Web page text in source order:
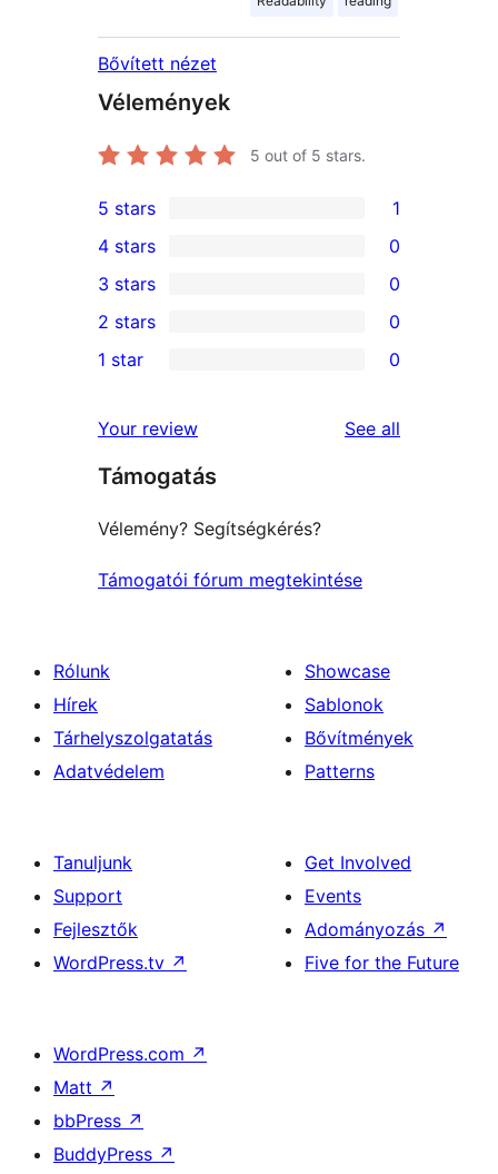
Bővített nézet
Vélemények
5 out of 5 stars.
1
5-
star
review
5 stars 1
4-
star
reviews
4 stars 0
0
3-
star
3 stars 0
2-
reviews
2 stars 0
star
reviews
1 star 0
Your review See all
Támogatás
Vélemény? Segítségkérés?
Támogatói fórum megtekintése
Rólunk
Hírek
Tárhelyszolgatatás
Adatvédelem
Showcase
Sablonok
Bővítmények
Patterns
Tanuljunk
Support
Fejlesztők
WordPress.tv ↗
Get Involved
Events
Adományozás ↗
Five for the Future
WordPress.com ↗
Matt ↗
bbPress ↗
BuddyPress ↗